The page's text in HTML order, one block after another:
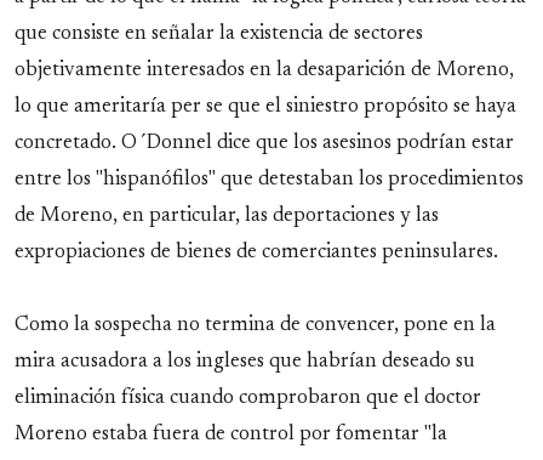
que consiste en señalar la existencia de sectores
objetivamente interesados en la desaparición de Moreno,
lo que ameritaría per se que el siniestro propósito se haya
concretado. O´Donnel dice que los asesinos podrían estar
entre los "hispanófilos" que detestaban los procedimientos
de Moreno, en particular, las deportaciones y las
expropiaciones de bienes de comerciantes peninsulares.
Como la sospecha no termina de convencer, pone en la
mira acusadora a los ingleses que habrían deseado su
eliminación física cuando comprobaron que el doctor
Moreno estaba fuera de control por fomentar "la